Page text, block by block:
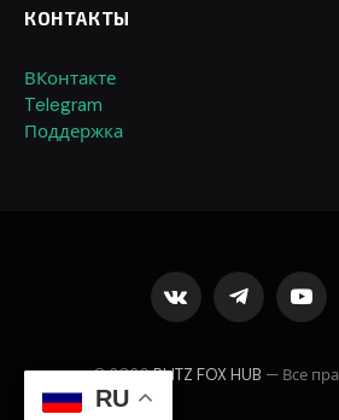
КОНТАКТЫ
ВКонтакте
Telegram
Поддержка
VKontakteTelegram
© 2026BLITZ FOX HUB — Все
RU